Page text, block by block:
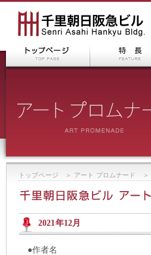
トップページ ＞ アート プロムナード ＞
2021年12月
●作者名